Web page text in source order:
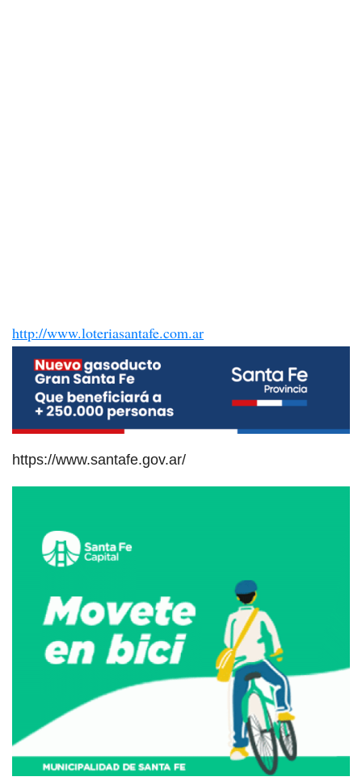
http://www.loteriasantafe.com.ar
https://www.santafe.gov.ar/